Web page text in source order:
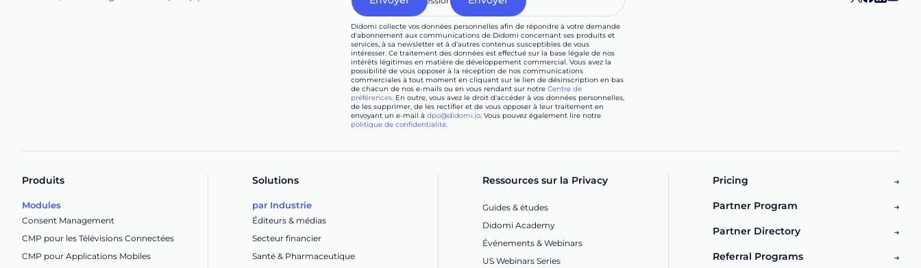
Didomi collecte vos données personnelles afin de répondre à votre demande
d'abonnement aux communications de Didomi concernant ses produits et
services, à sa newsletter et à d'autres contenus susceptibles de vous
intéresser. Ce traitement des données est effectué sur la base légale de nos
intérêts légitimes en matière de développement commercial. Vous avez la
possibilité de vous opposer à la réception de nos communications
commerciales à tout moment en cliquant sur le lien de désinscription en bas
de chacun de nos e-mails ou en vous rendant sur notre Centre de
préférences. En outre, vous avez le droit d'accéder à vos données personnelles,
de les supprimer, de les rectifier et de vous opposer à leur traitement en
envoyant un e-mail à dpo@didomi.io. Vous pouvez également lire notre
politique de confidentialité.
Produits
Modules
Consent Management
CMP pour les Télévisions Connectées
CMP pour Applications Mobiles
Solutions
par Industrie
Éditeurs & médias
Secteur financier
Santé & Pharmaceutique
Ressources sur la Privacy
Guides & études
Didomi Academy
Événements & Webinars
US Webinars Series
Pricing
Partner Program
Partner Directory
Referral Programs